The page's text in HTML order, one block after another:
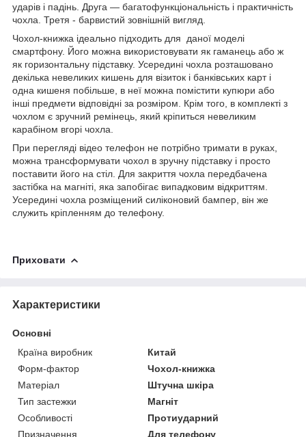
ударів і падінь. Друга ― багатофункціональність і практичність
чохла. Третя - барвистий зовнішній вигляд.
Чохол-книжка ідеально підходить для даної моделі
смартфону. Його можна використовувати як гаманець або ж
як горизонтальну підставку. Усередині чохла розташовано
декілька невеликих кишень для візиток і банківських карт і
одна кишеня побільше, в неї можна помістити купюри або
інші предмети відповідні за розміром. Крім того, в комплекті з
чохлом є зручний ремінець, який кріпиться невеликим
карабіном вгорі чохла.
При перегляді відео телефон не потрібно тримати в руках,
можна трансформувати чохол в зручну підставку і просто
поставити його на стіл. Для закриття чохла передбачена
застібка на магніті, яка запобігає випадковим відкриттям.
Усередині чохла розміщений силіконовий бампер, він же
служить кріпленням до телефону.
Приховати
Характеристики
Основні
Країна виробник
Китай
Форм-фактор
Чохол-книжка
Матеріал
Штучна шкіра
Тип застежки
Магніт
Особливості
Протиударний
Призначення
Для телефону